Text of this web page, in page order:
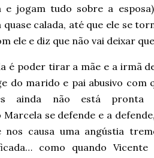
e jogam tudo sobre a
quase calada, até que ele se
ele e diz que não vai deixar
é poder tirar a mãe e a irmã
do marido e pai abusivo com
ainda não está pronta
se defende e a
causa uma angústia
como quando Vicente